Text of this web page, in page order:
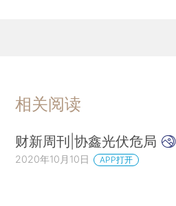
相关阅读
财新周刊|协鑫光伏危局
2020年10月10日 APP打开